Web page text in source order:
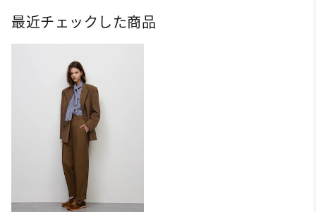
最近チェックした商品